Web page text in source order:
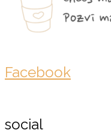
Facebook
social